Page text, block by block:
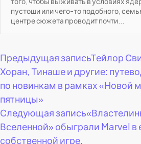
пустоши или чего-то подобного,
центре сюжета проводит почти...
Навигация
по
записям
Предыдущая записьТейлор
Хоран, Тинаше и другие:
по новинкам в рамках «Новой
пятницы»
Следующая запись
Вселенной» обыграли Marvel в
собственной игре.